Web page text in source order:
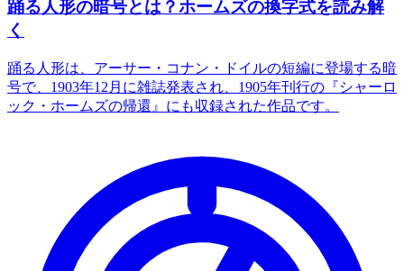
踊る人形の暗号とは？ホームズの換字式を読み解
く
踊る人形は、アーサー・コナン・ドイルの短編に登場する暗
号で、1903年12月に雑誌発表され、1905年刊行の『シャーロ
ック・ホームズの帰還』にも収録された作品です。